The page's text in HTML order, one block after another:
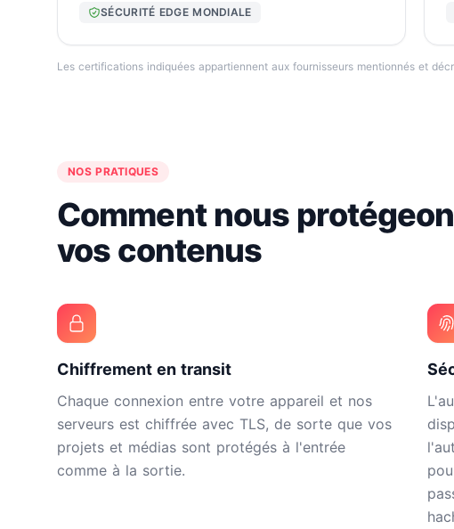
SÉCURITÉ EDGE MONDIALE
Les certifications indiquées appartiennent aux fournisseurs mentionnés et
NOS PRATIQUES
Comment nous
vos contenus
Chiffrement en transit
Chaque connexion entre votre appareil et nos
serveurs est chiffrée avec TLS, de sorte que vos
projets et médias sont protégés à l'entrée
comme à la sortie.